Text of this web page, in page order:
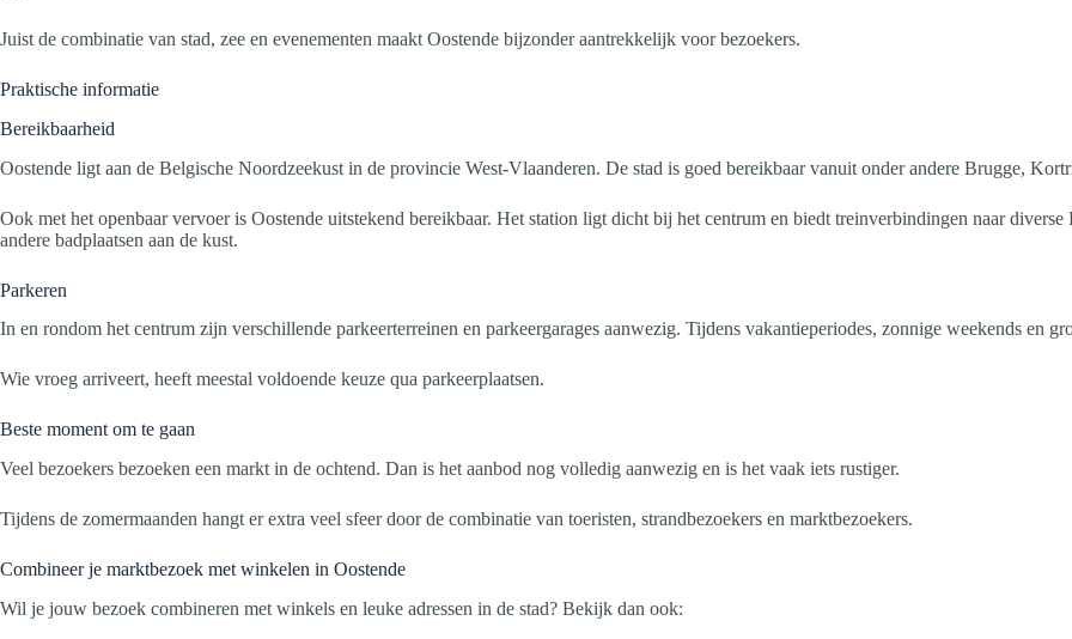
Juist de combinatie van stad, zee en evenementen maakt Oostende bijzonder aantrekkelijk voor bezoekers.
Praktische informatie
Bereikbaarheid
Oostende ligt aan de Belgische Noordzeekust in de provincie West-Vlaanderen. De stad is goed bereikbaar vanuit onder andere Brugge,
Ook met het openbaar vervoer is Oostende uitstekend bereikbaar. Het station ligt dicht bij het centrum en biedt treinverbindingen naar
andere badplaatsen aan de kust.
Parkeren
In en rondom het centrum zijn verschillende parkeerterreinen en parkeergarages aanwezig. Tijdens vakantieperiodes, zonnige weekends en
Wie vroeg arriveert, heeft meestal voldoende keuze qua parkeerplaatsen.
Beste moment om te gaan
Veel bezoekers bezoeken een markt in de ochtend. Dan is het aanbod nog volledig aanwezig en is het vaak iets rustiger.
Tijdens de zomermaanden hangt er extra veel sfeer door de combinatie van toeristen, strandbezoekers en marktbezoekers.
Combineer je marktbezoek met winkelen in Oostende
Wil je jouw bezoek combineren met winkels en leuke adressen in de stad? Bekijk dan ook: